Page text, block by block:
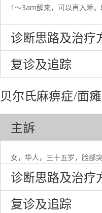
1～3am醒来，可以再入睡。
诊断思路及治疗
复诊及追踪
贝尔氏麻痹症/面瘫
主訴
女，华人，三十五岁，脸部
诊断思路及治疗
复诊及追踪